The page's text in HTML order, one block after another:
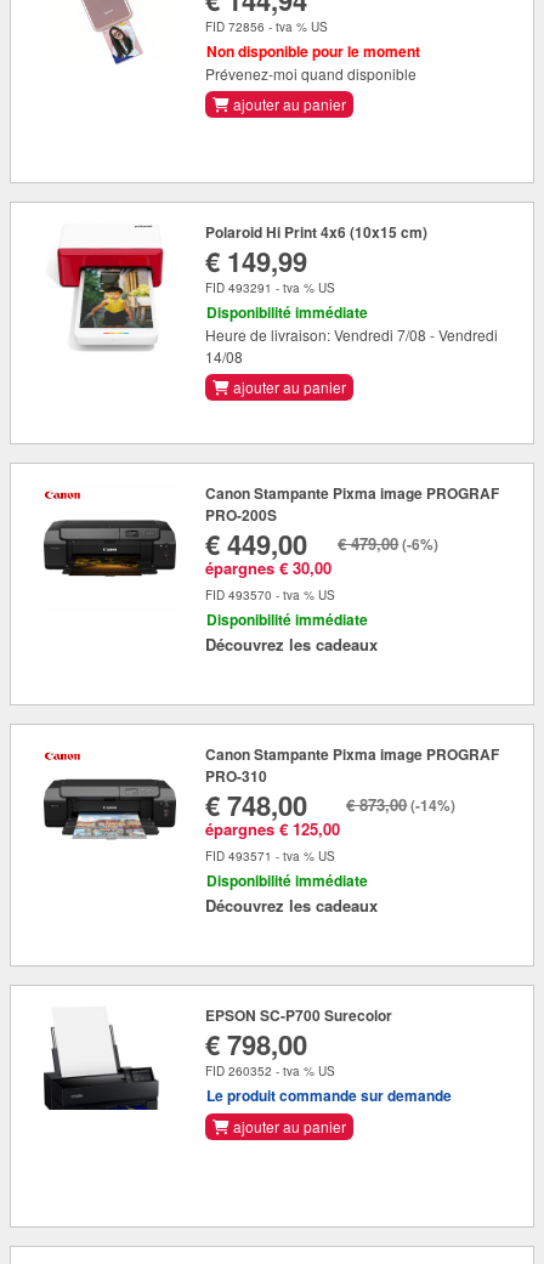
FID 72856 - tva % US
Non disponible pour le moment
Prévenez-moi quand disponible
ajouter au panier
Polaroid Hi Print 4x6 (10x15 cm)
€ 149,99
FID 493291 - tva % US
Disponibilité immédiate
Heure de livraison: Vendredi 7/08 - Vendredi
14/08
ajouter au panier
Canon Stampante Pixma image PROGRAF
PRO-200S
€ 449,00
épargnes € 30,00
€ 479,00(-6%)
FID 493570 - tva % US
Disponibilité immédiate
Découvrez les cadeaux
Canon Stampante Pixma image PROGRAF
PRO-310
€ 748,00
épargnes € 125,00
€ 873,00(-14%)
FID 493571 - tva % US
Disponibilité immédiate
Découvrez les cadeaux
EPSON SC-P700 Surecolor
€ 798,00
FID 260352 - tva % US
Le produit commande sur demande
ajouter au panier